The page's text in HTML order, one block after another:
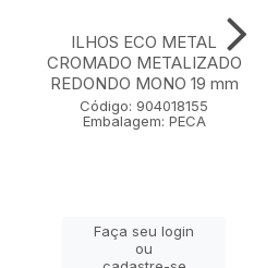
ILHOS ECO METAL
CROMADO METALIZADO
REDONDO MONO 19 mm
Código: 904018155
Embalagem: PECA
Faça seu login
ou